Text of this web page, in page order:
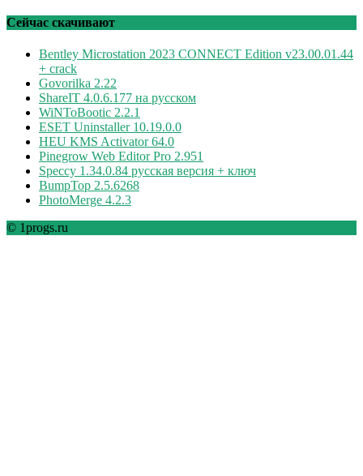
рубрикам
Сейчас скачивают
Bentley Microstation 2023 CONNECT Edition v23.00.01.44
+ crack
Govorilka 2.22
ShareIT 4.0.6.177 на русском
WiNToBootic 2.2.1
ESET Uninstaller 10.19.0.0
HEU KMS Activator 64.0
Pinegrow Web Editor Pro 2.951
Speccy 1.34.0.84 русская версия + ключ
BumpTop 2.5.6268
PhotoMerge 4.2.3
© 1progs.ru